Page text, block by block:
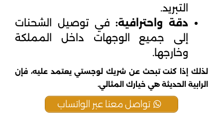
التبريد.
دقة واحترافية:في توصيل الشحنات
إلى جميع الوجهات داخل المملكة
وخارجها.
لذلك إذا كنت تبحث عن شريك لوجستي يعتمد عليه، فإن
الرابية الحديثة هي خيارك المثالي.
تواصل معنا عبر الواتساب